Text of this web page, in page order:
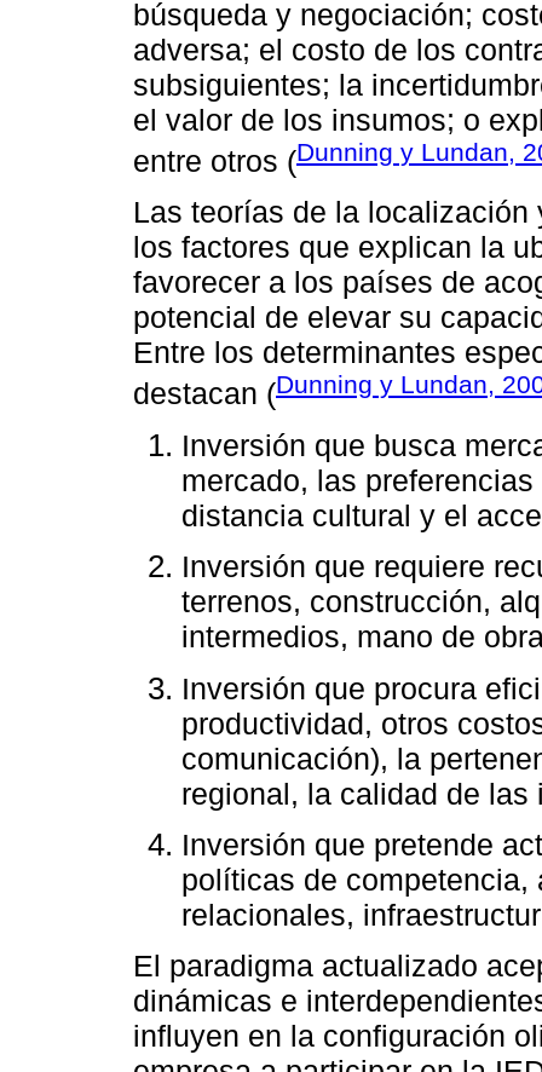
búsqueda y negociación;
adversa; el costo de los
subsiguientes; la
el valor de los insumos; o
entre otros (Dunning y Lundan,
Las teorías de la
los factores que explican la
favorecer a los países de
potencial de elevar su
Entre los determinantes
destacan (Dunning y Lundan,
Inversión que busca
mercado, las
distancia cultural y el
Inversión que requiere
terrenos, construcción,
intermedios, mano de
Inversión que procura
productividad, otros
comunicación), la
regional, la calidad de
Inversión que pretende
políticas de
relacionales,
El paradigma actualizado
dinámicas e
influyen en la configuración